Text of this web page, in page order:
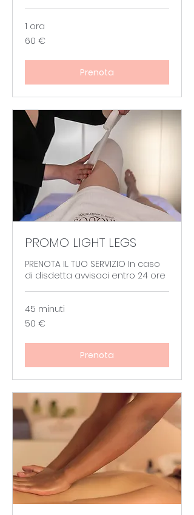
1 ora
60
euro
60 €
Prenota
PROMO LIGHT LEGS
PRENOTA IL TUO SERVIZIO In caso
di disdetta avvisaci entro 24 ore
45 minuti
50
euro
50 €
Prenota